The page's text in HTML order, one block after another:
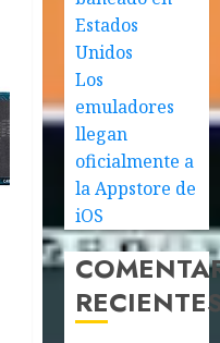
Estados
Unidos
Los
emuladores
llegan
oficialmente a
la Appstore de
iOS